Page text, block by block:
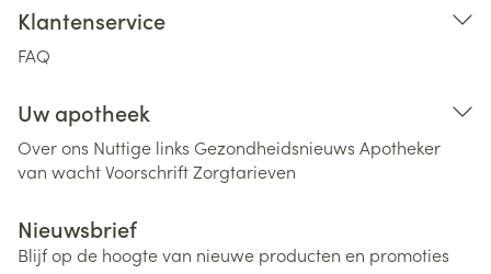
Klantenservice
FAQ
Uw apotheek
Over ons Nuttige links Gezondheidsnieuws Apotheker
van wachtVoorschriftZorgtarieven
Nieuwsbrief
Blijf op de hoogte van nieuwe producten en promoties